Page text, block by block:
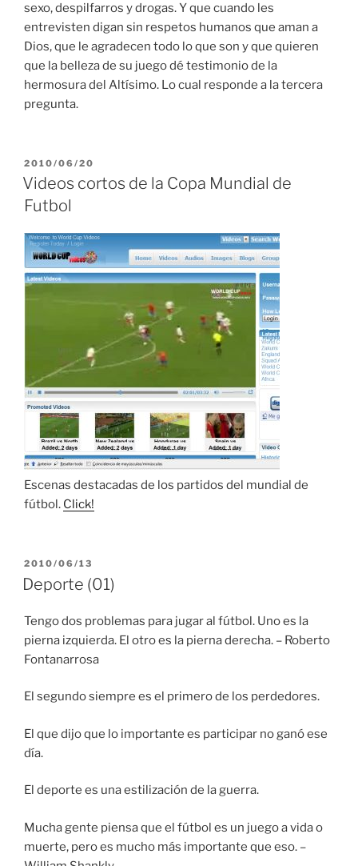
sexo, despilfarros y drogas. Y que cuando les
entrevisten digan sin respetos humanos que aman a
Dios, que le agradecen todo lo que son y que quieren
que la belleza de su juego dé testimonio de la
hermosura del Altísimo. Lo cual responde a la tercera
pregunta.
PUBLICADO
EL
2010/06/20
Videos cortos de la Copa Mundial de
Futbol
Escenas destacadas de los partidos del mundial de
fútbol. Click!
PUBLICADO
EL
2010/06/13
Deporte (01)
Tengo dos problemas para jugar al fútbol. Uno es la
pierna izquierda. El otro es la pierna derecha. – Roberto
Fontanarrosa
El segundo siempre es el primero de los perdedores.
El que dijo que lo importante es participar no ganó ese
día.
El deporte es una estilización de la guerra.
Mucha gente piensa que el fútbol es un juego a vida o
muerte, pero es mucho más importante que eso. –